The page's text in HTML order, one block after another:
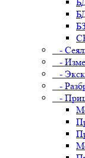
-
-
-
-
-